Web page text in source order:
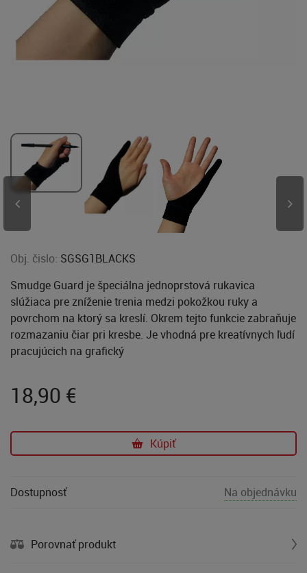
Obj. čislo: SGSG1BLACKS
Smudge Guard je špeciálna jednoprstová rukavica
slúžiaca pre zníženie trenia medzi pokožkou ruky a
povrchom na ktorý sa kreslí. Okrem tejto funkcie zabraňuje
rozmazaniu čiar pri kresbe. Je vhodná pre kreatívnych ľudí
pracujúcich na grafický
18,90 €
Kúpiť
Dostupnosť Na objednávku
Porovnať produkt